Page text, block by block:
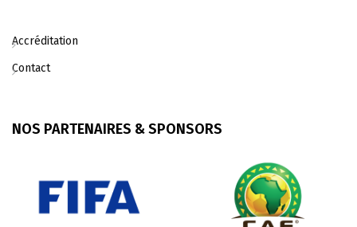
Accréditation
Contact
NOS PARTENAIRES & SPONSORS